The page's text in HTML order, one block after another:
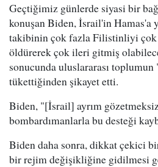
Geçtiğimiz günlerde siyasi bir
konuşan Biden, İsrail'in Hamas'a
takibinin çok fazla Filistinliyi çok
öldürerek çok ileri gitmiş
sonucunda uluslararası
tükettiğinden şikayet etti.
Biden, "[İsrail] ayrım
bombardımanlarla bu desteği
Biden daha sonra, dikkat çekici
bir rejim değişikliğine gidilmesi